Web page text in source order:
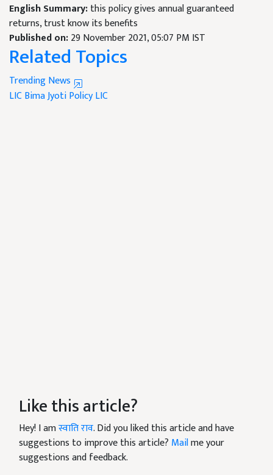
English Summary:this policy gives annual guaranteed
returns, trust know its benefits
Published on:29 November 2021, 05:07 PM IST
Related Topics
Trending News
LIC Bima Jyoti PolicyLIC
Like this article?
Hey! I amस्वाति राव. Did you liked this article and have
suggestions to improve this article? Mailme your
suggestions and feedback.